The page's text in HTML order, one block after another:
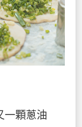
一顆蔥油